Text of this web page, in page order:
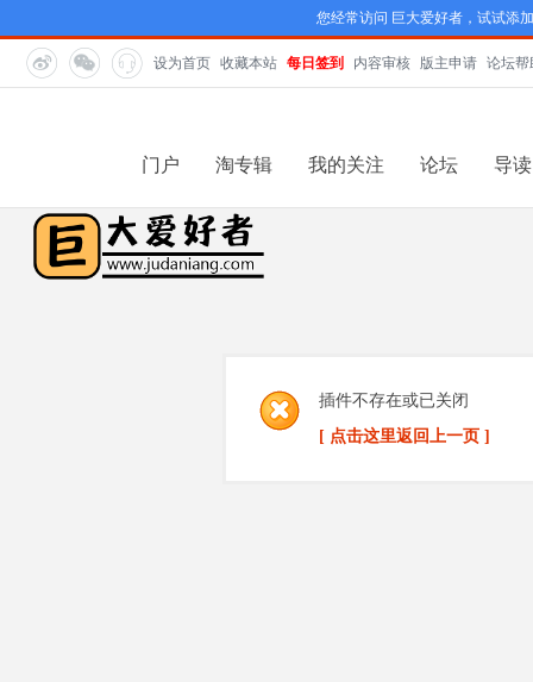
您经常访问 巨大爱好者，试试添
设为首页 收藏本站 每日签到 内容审核 版主申请 论坛帮
门户 淘专辑 我的关注 论坛 导读
插件不存在或已关闭
[ 点击这里返回上一页 ]